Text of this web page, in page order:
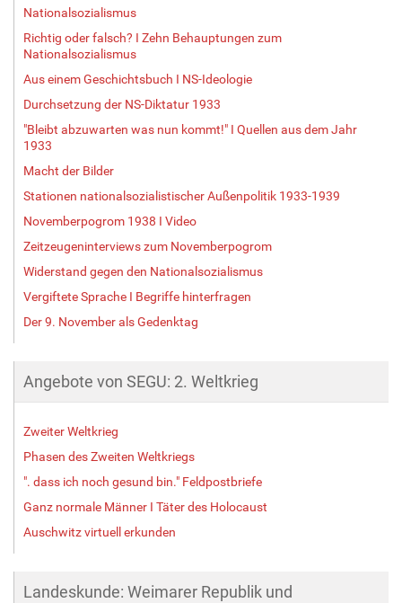
Nationalsozialismus
Richtig oder falsch? I Zehn Behauptungen zum
Nationalsozialismus
Aus einem Geschichtsbuch I NS-Ideologie
Durchsetzung der NS-Diktatur 1933
"Bleibt abzuwarten was nun kommt!" I Quellen aus dem Jahr
1933
Macht der Bilder
Stationen nationalsozialistischer Außenpolitik 1933-1939
Novemberpogrom 1938 I Video
Zeitzeugeninterviews zum Novemberpogrom
Widerstand gegen den Nationalsozialismus
Vergiftete Sprache I Begriffe hinterfragen
Der 9. November als Gedenktag
Angebote von SEGU: 2. Weltkrieg
Zweiter Weltkrieg
Phasen des Zweiten Weltkriegs
". dass ich noch gesund bin." Feldpostbriefe
Ganz normale Männer I Täter des Holocaust
Auschwitz virtuell erkunden
Landeskunde: Weimarer Republik und